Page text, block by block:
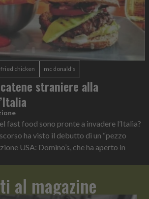
chicken mc donald's
straniere alla
fast food sono pronte a invadere l’Italia?
scorso ha visto il debutto di un “pezzo
USA: Domino’s, che ha aperto in
al magazine